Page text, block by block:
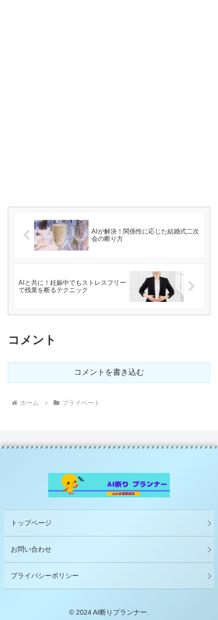
AIが解決！関係性に応じた結婚式二次
会の断り方
AIと共に！妊娠中でもストレスフリー
で残業を断るテクニック
コメント
コメントを書き込む
ホーム プライベート
トップページ
お問い合わせ
プライバシーポリシー
© 2024 AI断りプランナー.